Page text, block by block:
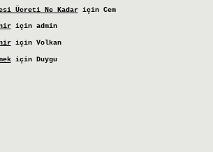
Ücreti Ne Kadariçin Cem
için admin
için Volkan
için Duygu